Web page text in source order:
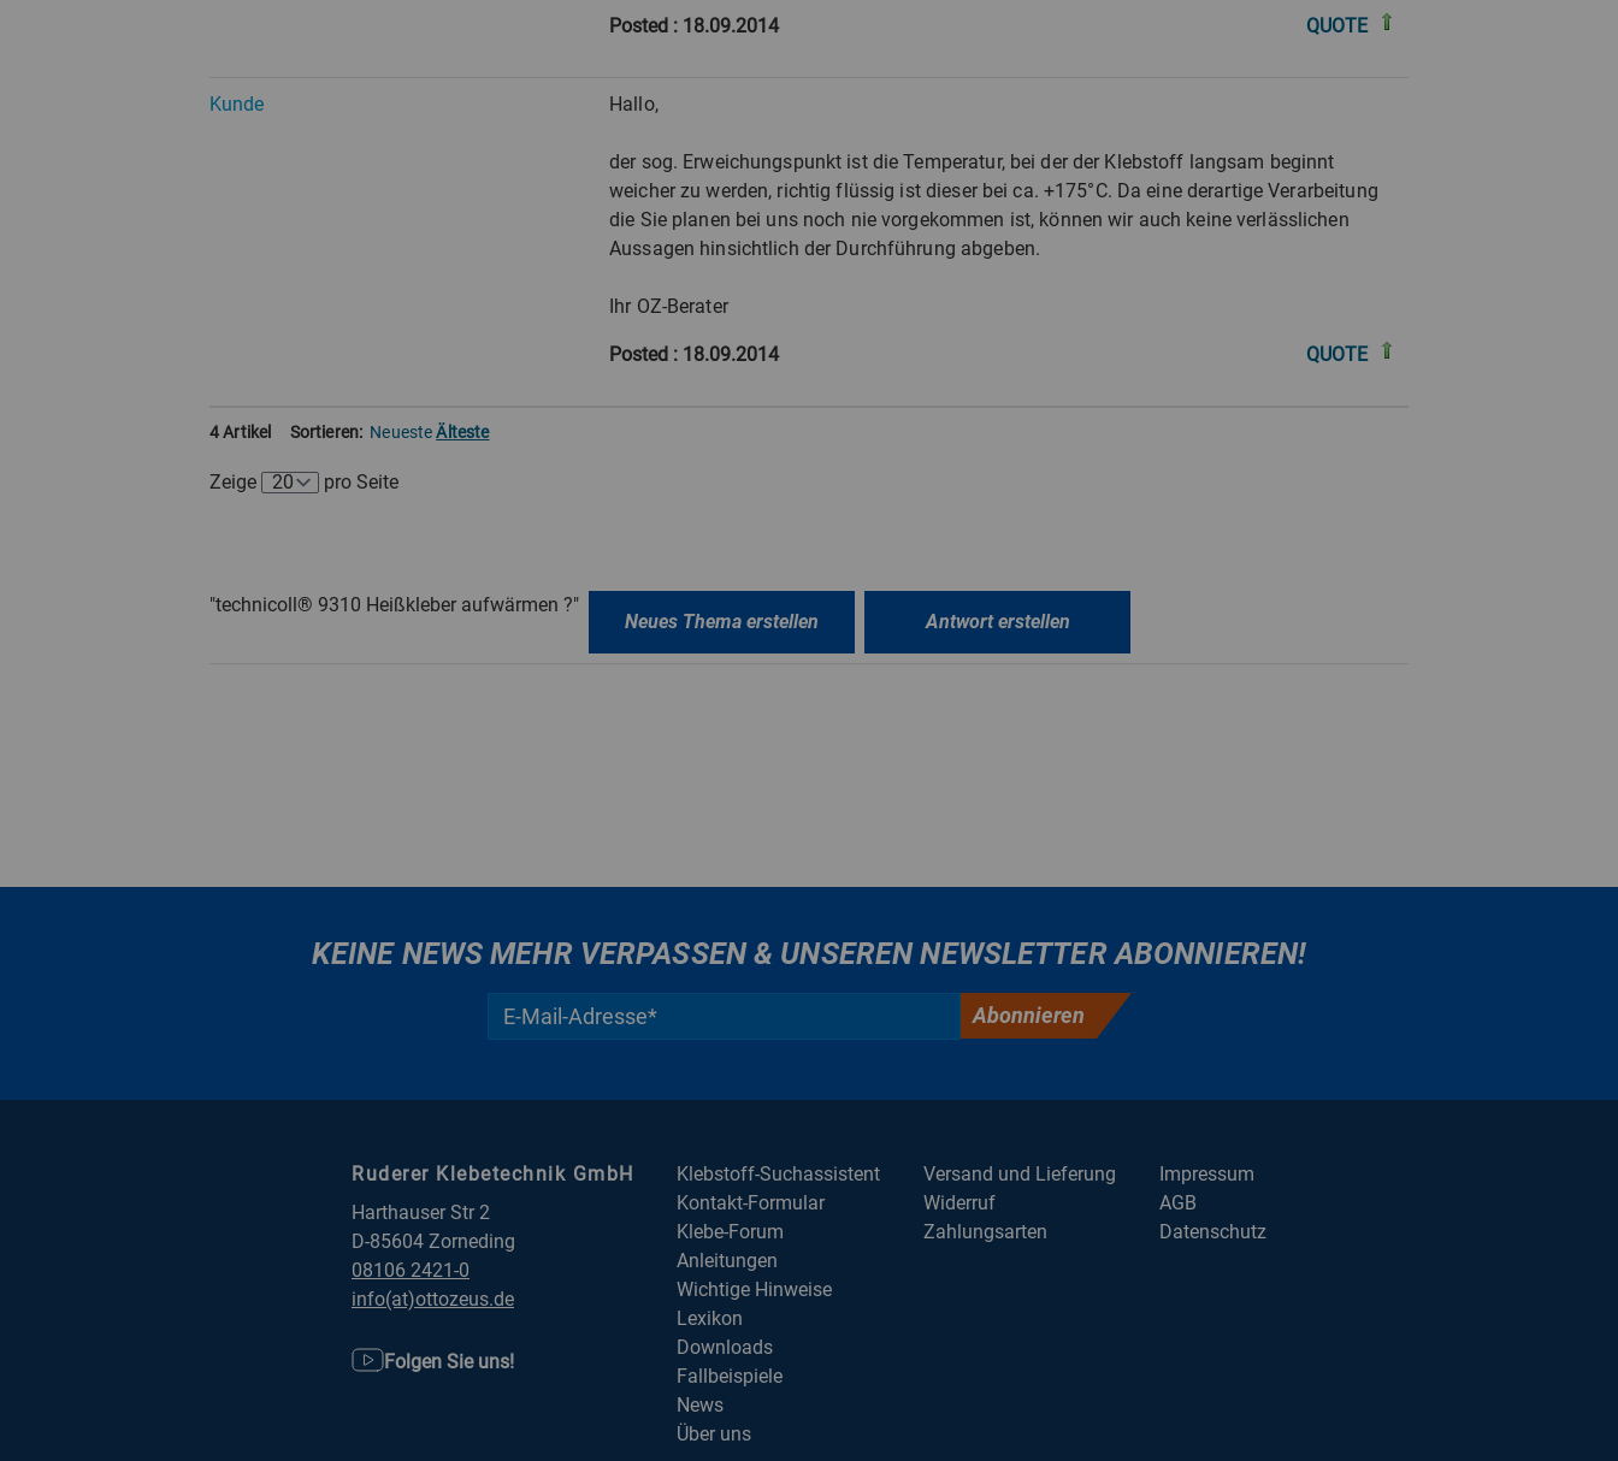
Posted : 18.09.2014 QUOTE
Kunde Hallo,
der sog. Erweichungspunkt ist die Temperatur, bei der der Klebstoff langsam beginnt
weicher zu werden, richtig flüssig ist dieser bei ca. +175°C. Da eine derartige Verarbeitung
die Sie planen bei uns noch nie vorgekommen ist, können wir auch keine verlässlichen
Aussagen hinsichtlich der Durchführung abgeben.
Ihr OZ-Berater
Posted : 18.09.2014 QUOTE
4 Artikel Sortieren: Neueste Älteste
Zeige pro Seite
"technicoll® 9310 Heißkleber aufwärmen ?"
Neues Thema erstellen Antwort erstellen
KEINE NEWS MEHR VERPASSEN & UNSEREN NEWSLETTER ABONNIEREN!
Abonnieren
Klebstoff-Suchassistent
Kontakt-Formular
Klebe-Forum
Anleitungen
Wichtige Hinweise
Lexikon
Downloads
Fallbeispiele
News
Über uns
Versand und Lieferung
Widerruf
Zahlungsarten
Ruderer Klebetechnik GmbH
Harthauser Str 2
D-85604 Zorneding
08106 2421-0
info(at)ottozeus.de
Folgen Sie uns!
Impressum
AGB
Datenschutz